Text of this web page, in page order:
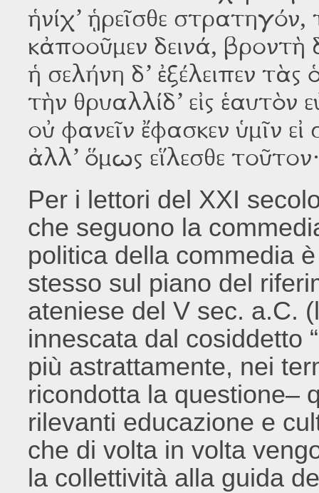
ἡνίχ’ ᾑρεῖσθε
κἀποοῦμεν δεινά, βροντὴ
ἡ σελήνη δ’ ἐξέλειπεν τὰς
τὴν θρυαλλίδ’ εἰς ἑαυτὸν
οὐ ϕανεῖν ἔϕασκεν ὑμῖν
ἀλλ’ ὅμως εἵλεσθε
Per i lettori del XXI
che seguono la
politica della commedia
stesso sul piano del
ateniese del V sec. a.C.
innescata dal cosiddetto
più astrattamente, nei
ricondotta la questione–
rilevanti educazione e
che di volta in volta
la collettività alla guida